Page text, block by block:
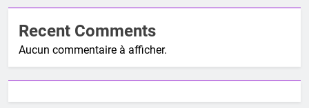
Recent Comments
Aucun commentaire à afficher.